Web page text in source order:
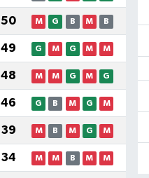
50 M G B M B
49 G M G M M
48 M M G M G
46 G B M G M
39 M B M G M
34 M M B M M